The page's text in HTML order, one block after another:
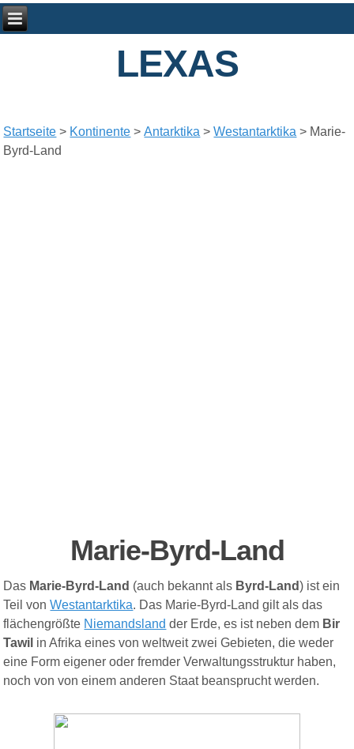
LEXAS
Startseite > Kontinente >Antarktika >Westantarktika > Marie-
Byrd-Land
Marie-Byrd-Land
Das Marie-Byrd-Land (auch bekannt als Byrd-Land ) ist ein
Teil vonWestantarktika. Das Marie-Byrd-Land gilt als das
flächengrößte Niemandsland der Erde, es ist neben dem Bir
Tawil in Afrika eines von weltweit zwei Gebieten, die weder
eine Form eigener oder fremder Verwaltungsstruktur haben,
noch von von einem anderen Staat beansprucht werden.